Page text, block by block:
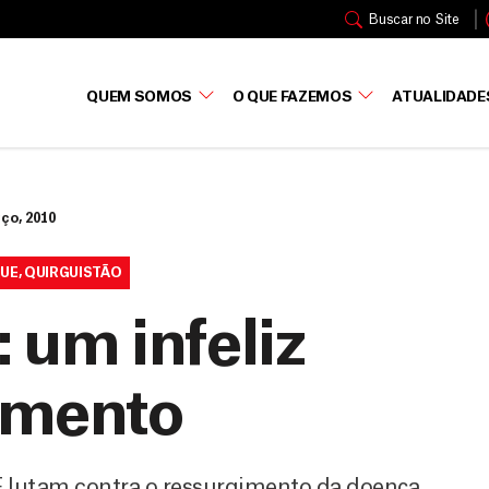
Buscar no Site
QUEM SOMOS O QUE FAZEMOS
2010
, QUIRGUISTÃO
um infeliz